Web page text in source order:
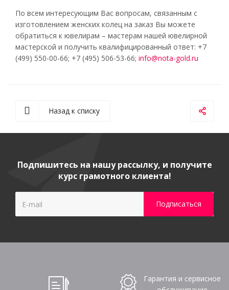
По всем интересующим Вас вопросам, связанным с
изготовлением женских колец на заказ Вы можете
обратиться к ювелирам – мастерам нашей ювелирной
мастерской и получить квалифицированный ответ: +7
(499) 550-00-66; +7 (495) 506-53-66; info@nota-gold.ru
Назад к списку
Подпишитесь на нашу рассылку, и получите
курс грамотного клиента!
Гарантия и сервисное